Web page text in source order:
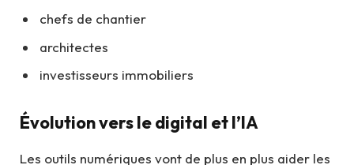
chefs de chantier
architectes
investisseurs immobiliers
Évolution vers le digital et l’IA
Les outils numériques vont de plus en plus aider les